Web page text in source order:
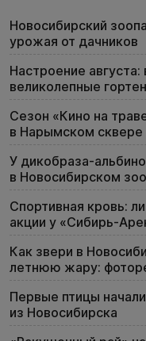
Новосибирский
урожая от дачников
Настроение
великолепные
Сезон «Кино на
в Нарымском сквере
У дикобраза-
в Новосибирском
Спортивная кровь:
акции у «Сибирь-
Как звери в
летнюю жару:
Первые птицы
из Новосибирска